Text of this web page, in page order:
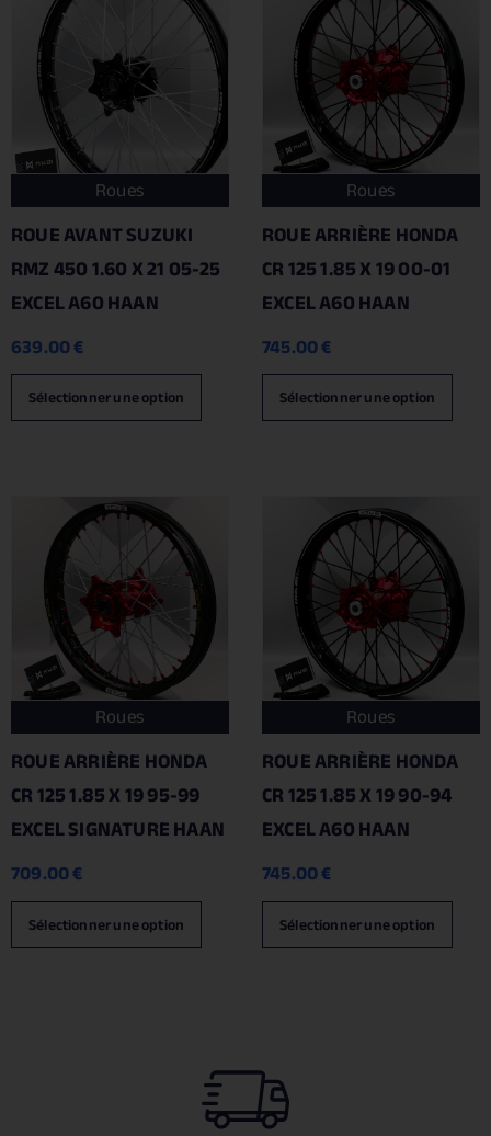
Roues
ROUE AVANT SUZUKI
RMZ 450 1.60 X 21 05-25
EXCEL A60 HAAN
639.00€
Sélectionner une option
Roues
ROUE ARRIÈRE HONDA
CR 125 1.85 X 19 00-01
EXCEL A60 HAAN
745.00€
Sélectionner une option
Roues
ROUE ARRIÈRE HONDA
CR 125 1.85 X 19 95-99
EXCEL SIGNATURE HAAN
709.00€
Sélectionner une option
Roues
ROUE ARRIÈRE HONDA
CR 125 1.85 X 19 90-94
EXCEL A60 HAAN
745.00€
Sélectionner une option